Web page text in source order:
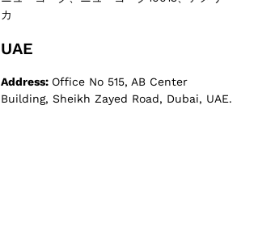
カ
UAE
Address: Office No 515, AB Center
Building, Sheikh Zayed Road, Dubai, UAE.